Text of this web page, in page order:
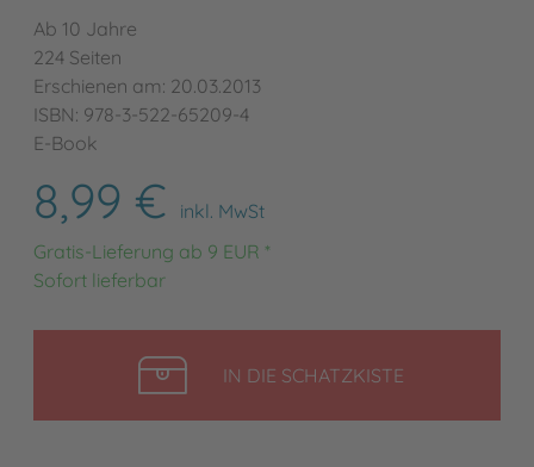
Ab 10 Jahre
224 Seiten
Erschienen am: 20.03.2013
ISBN: 978-3-522-65209-4
E-Book
8,99 €
inkl. MwSt
Gratis-Lieferung ab 9 EUR *
Sofort lieferbar
IN DIE SCHATZKISTELEGEN